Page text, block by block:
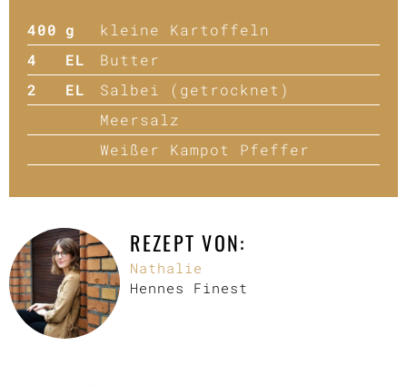
400 g
kleine Kartoffeln
4
EL
Butter
2
EL
Salbei (getrocknet)
Meersalz
Weißer Kampot Pfeffer
REZEPT VON:
Nathalie
Hennes Finest